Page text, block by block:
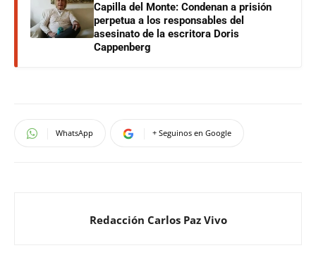
Capilla del Monte: Condenan a prisión
perpetua a los responsables del
asesinato de la escritora Doris
Cappenberg
WhatsApp + Seguinos en Google
Redacción Carlos Paz Vivo